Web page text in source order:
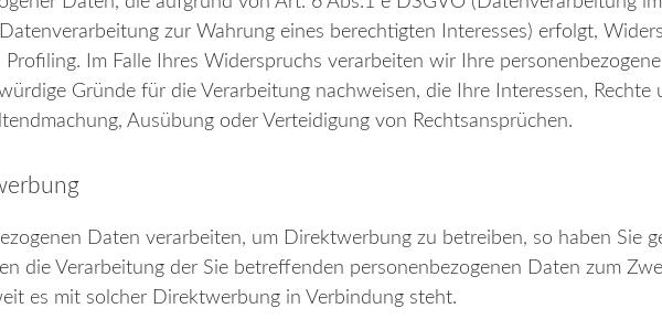
zur Wahrung eines berechtigten Interesses) erfolgt,
Im Falle Ihres Widerspruchs verarbeiten wir Ihre
Gründe für die Verarbeitung nachweisen, die Ihre Interessen,
Ausübung oder Verteidigung von Rechtsansprüchen.
Daten verarbeiten, um Direktwerbung zu betreiben, so haben Sie
die Verarbeitung der Sie betreffenden personenbezogenen Daten zum
es mit solcher Direktwerbung in Verbindung steht.